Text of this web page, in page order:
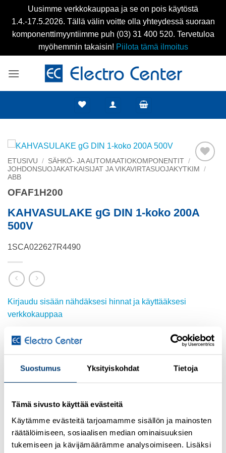
Suostumus Yksityiskohdat Tietoja
Tämä sivusto käyttää evästeitä
Käytämme evästeitä tarjoamamme sisällön ja mainosten
räätälöimiseen, sosiaalisen median ominaisuuksien
tukemiseen ja kävijämäärämme analysoimiseen. Lisäksi
Uusimme verkkokauppaa ja se on pois käytöstä
1.4.-17.5.2026. Tällä välin voitte olla yhteydessä suoraan
komponenttimyyntiimme puh (03) 31 400 520. Tervetuloa
myöhemmin takaisin! Piilota tämä ilmoitus
Add to
ETUSIVU / SÄHKÖ- JA AUTOMAATIOKOMPONENTIT /
JOHDONSUOJAKATKAISIJAT JA VIKAVIRTASUOJAKYTKIM
/
ABB
OFAF1H200
KAHVASULAKE gG DIN 1-koko 200A
500V
1SCA022627R4490
Kirjaudu sisään nähdäksesi hinnat ja käyttääksesi
verkkokauppaa
Lisätietoja tuotteesta
TUTUSTU MYÖS